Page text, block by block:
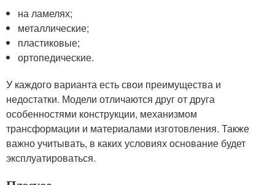
на ламелях;
металлические;
пластиковые;
ортопедические.
У каждого варианта есть свои преимущества и
недостатки. Модели отличаются друг от друга
особенностями конструкции, механизмом
трансформации и материалами изготовления. Также
важно учитывать, в каких условиях основание будет
эксплуатироваться.